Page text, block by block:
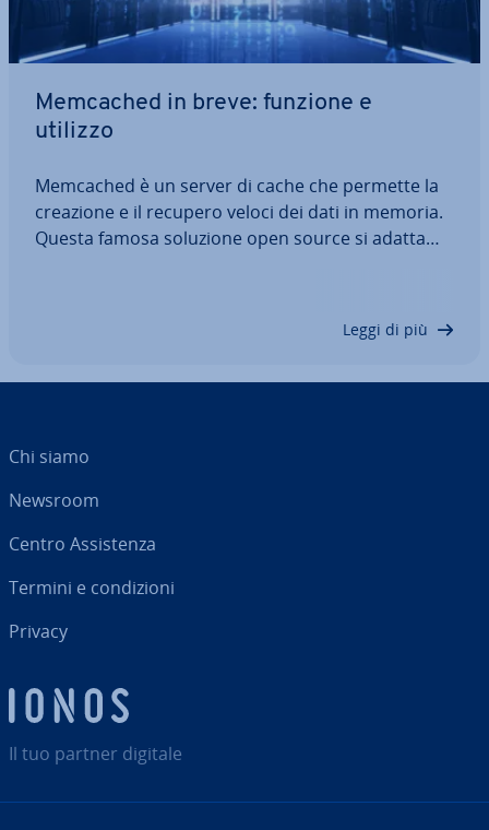
Memcached in breve: funzione e
utilizzo
Memcached è un server di cache che permette la
creazione e il recupero veloci dei dati in memoria.
Questa famosa soluzione open source si adatta
Leggi di più
Il tuo partner digitale
Chi siamo
Newsroom
Centro As­si­sten­za
Termini e con­di­zio­ni
Privacy